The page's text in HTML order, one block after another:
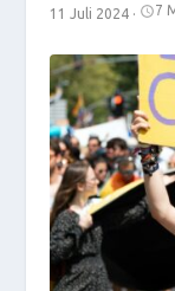
11 Juli 2024 · 7